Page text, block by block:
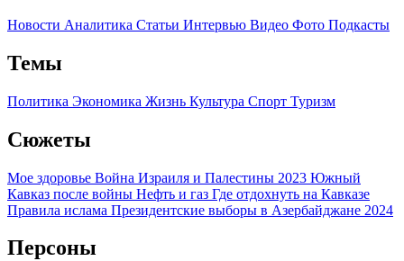
Новости Аналитика Статьи Интервью Видео Фото Подкасты
Темы
Политика Экономика Жизнь Культура Спорт Туризм
Сюжеты
Мое здоровье Война Израиля и Палестины 2023 Южный
Кавказ после войны Нефть и газ Где отдохнуть на Кавказе
Правила ислама Президентские выборы в Азербайджане 2024
Персоны